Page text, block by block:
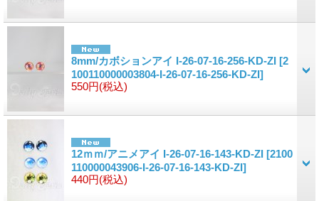
8mm/カボションアイ I-26-07-16-256-KD-ZI [2
100110000003804-I-26-07-16-256-KD-ZI]
550円(税込)
12ｍｍ/アニメアイ I-26-07-16-143-KD-ZI [2100
110000043906-I-26-07-16-143-KD-ZI]
440円(税込)